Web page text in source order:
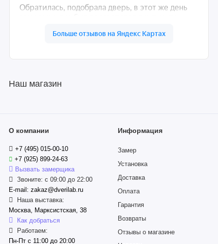
Наш магазин
О компании
+7 (495) 015-00-10
+7 (925) 899-24-63
Вызвать замерщика
Звоните: с 09:00 до 22:00
E-mail: zakaz@dverilab.ru
Наша выставка:
Москва, Марксистская, 38
Как добраться
Работаем:
Пн-Пт с 11:00 до 20:00
Информация
Замер
Установка
Доставка
Оплата
Гарантия
Возвраты
Отзывы о магазине